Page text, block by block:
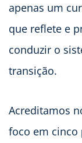
apenas um
que reflete e
conduzir o
transição.
Acreditamos
foco em